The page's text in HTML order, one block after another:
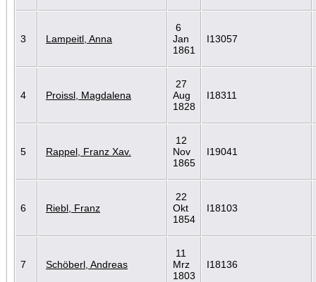
3 Lampeitl, Anna
6
Jan
1861
I13057
4 Proissl, Magdalena
27
Aug
1828
I18311
5 Rappel, Franz Xav.
12
Nov
1865
I19041
6 Riebl, Franz
22
Okt
1854
I18103
7 Schöberl, Andreas
11
Mrz
1803
I18136